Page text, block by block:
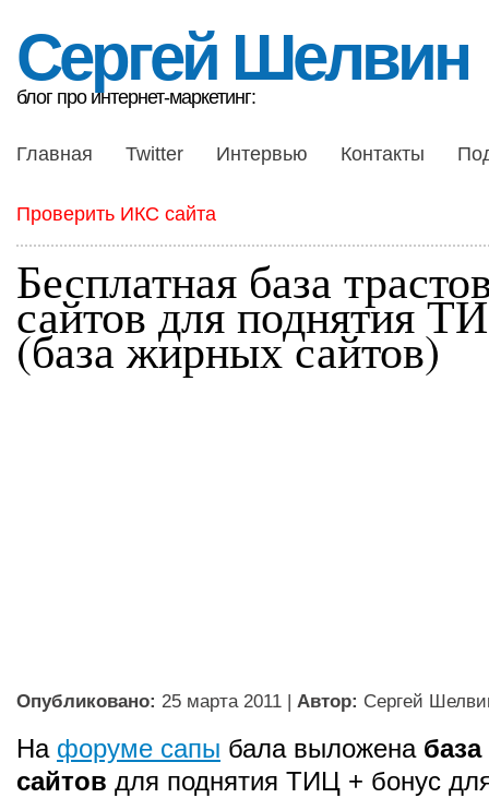
Сергей Шелвин
блог про интернет-маркетинг:
Главная Twitter Интервью Контакты
Проверить ИКС сайта
Бесплатная база
сайтов для поднятия
(база жирных сайтов)
Опубликовано: 25 марта 2011 | Автор: Сергей
На форуме сапы бала выложена
сайтов для поднятия ТИЦ + бонус